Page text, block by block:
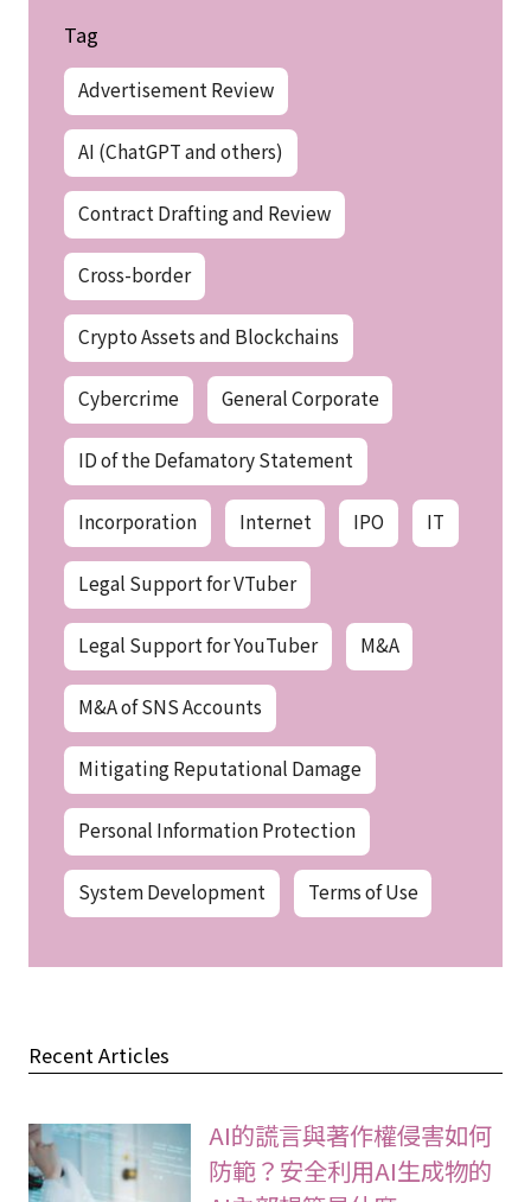
Tag
Advertisement Review
AI (ChatGPT and others)
Contract Drafting and Review
Cross-border
Crypto Assets and Blockchains
Cybercrime General Corporate
ID of the Defamatory Statement
Incorporation Internet IPO IT
Legal Support for VTuber
Legal Support for YouTuber M&A
M&A of SNS Accounts
Mitigating Reputational Damage
Personal Information Protection
System Development Terms of Use
Recent Articles
AI的謊言與著作權侵害如何
防範？安全利用AI生成物的